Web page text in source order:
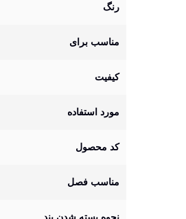
رنگ
مناسب برای
کیفیت
مورد استفاده
کد محصول
مناسب فصل
نحوه بسته شدن بند